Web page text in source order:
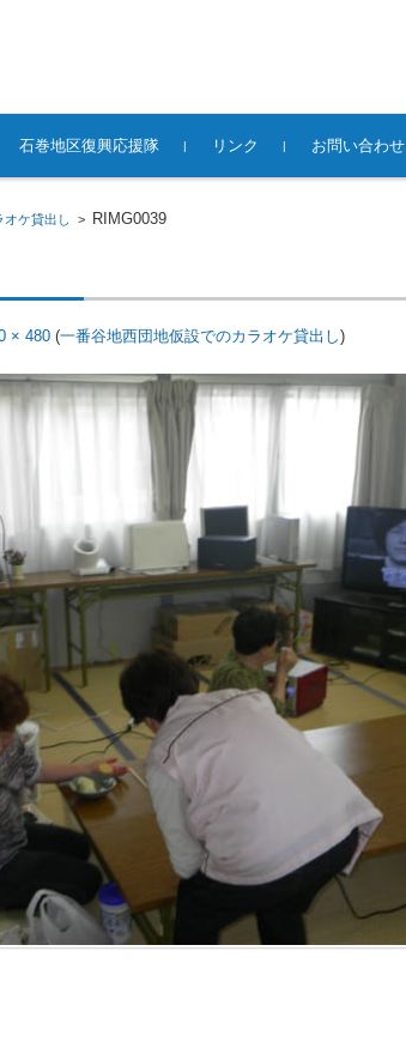
石巻地区復興応援隊 リンク お問い合わせ
ケ貸出し > RIMG0039
× 480(一番谷地西団地仮設でのカラオケ貸出し)